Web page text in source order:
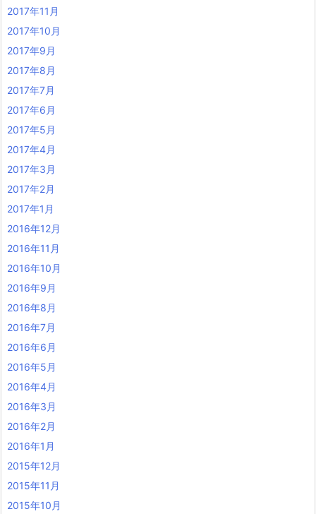
2017年11月
2017年10月
2017年9月
2017年8月
2017年7月
2017年6月
2017年5月
2017年4月
2017年3月
2017年2月
2017年1月
2016年12月
2016年11月
2016年10月
2016年9月
2016年8月
2016年7月
2016年6月
2016年5月
2016年4月
2016年3月
2016年2月
2016年1月
2015年12月
2015年11月
2015年10月